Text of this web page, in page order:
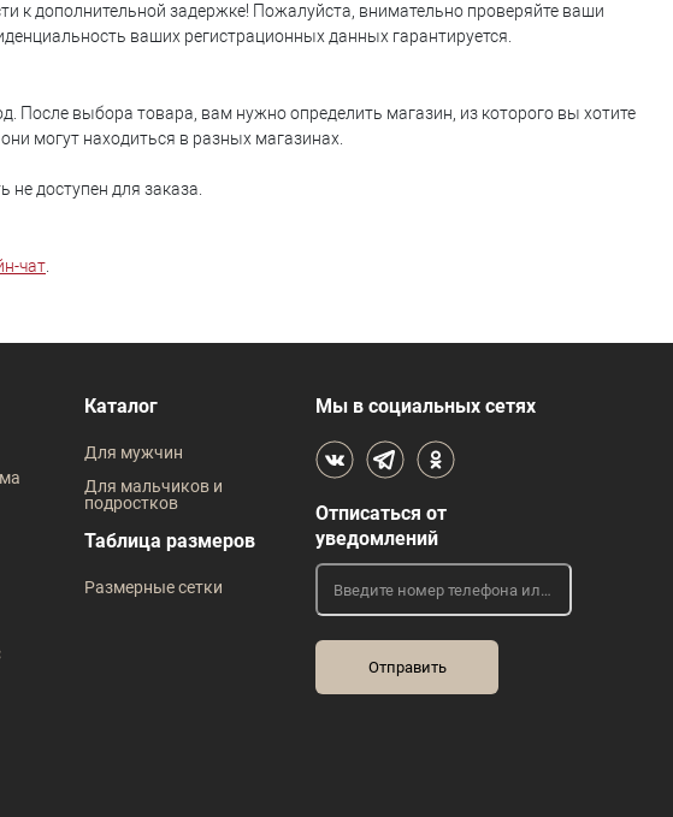
к дополнительной задержке! Пожалуйста, внимательно проверяйте ваши
ваших регистрационных данных гарантируется.
После выбора товара, вам нужно определить магазин, из которого вы хотите
могут находиться в разных магазинах.
доступен для заказа.
чат
Каталог
Для мужчин
Для мальчиков и
подростков
Таблица размеров
Размерные сетки
Мы в социальных сетях
Отписаться от
уведомлений